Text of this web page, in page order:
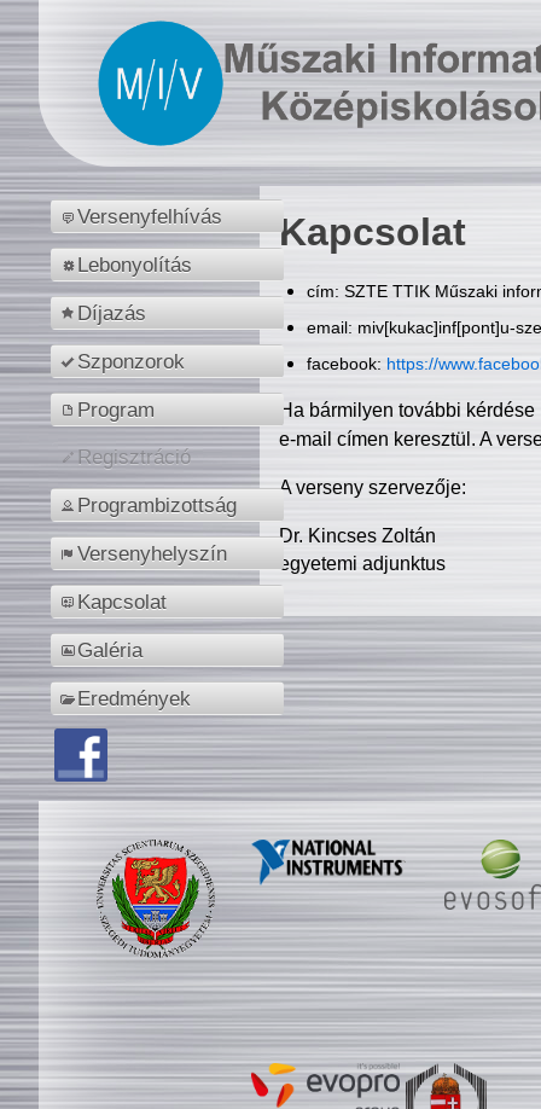
Versenyfelhívás
Lebonyolítás
Díjazás
Szponzorok
Program
Regisztráció
Programbizottság
Versenyhelyszín
Kapcsolat
Galéria
Eredmények
Kapcsolat
cím: SZTE TTIK Műszaki
email: miv[kukac]inf[pont]u-
facebook: https://
Ha bármilyen további
e-mail címen keresztül. A
A verseny szervezője:
Dr. Kincses Zoltán
egyetemi adjunktus